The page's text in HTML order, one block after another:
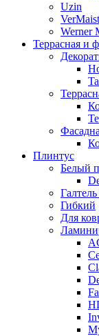
Uzin
Werner
Террасная и
Плинтус
Белый
Гибкий
Для